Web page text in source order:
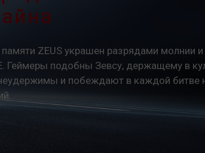
ZEUS украшен разрядами молнии
Геймеры подобны Зевсу, держащему в
и побеждают в каждой битве